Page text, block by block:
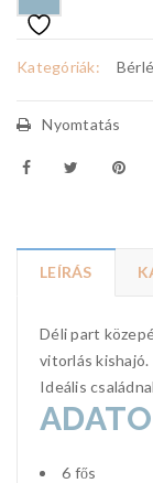
Kategóriák:
Nyomtatás
LEÍRÁS
Déli part
vitorlás kishajó.
Ideális
6 fős